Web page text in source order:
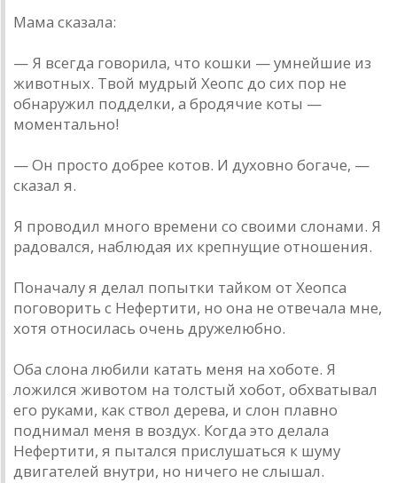
Мама сказала:
— Я всегда говорила, что кошки — умнейшие из
животных. Твой мудрый Хеопс до сих пор не
обнаружил подделки, а бродячие коты —
моментально!
— Он просто добрее котов. И духовно богаче, —
сказал я.
Я проводил много времени со своими слонами. Я
радовался, наблюдая их крепнущие отношения.
Поначалу я делал попытки тайком от Хеопса
поговорить с Нефертити, но она не отвечала мне,
хотя относилась очень дружелюбно.
Оба слона любили катать меня на хоботе. Я
ложился животом на толстый хобот, обхватывал
его руками, как ствол дерева, и слон плавно
поднимал меня в воздух. Когда это делала
Нефертити, я пытался прислушаться к шуму
двигателей внутри, но ничего не слышал.